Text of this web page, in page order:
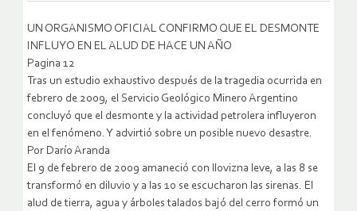
UN ORGANISMO OFICIAL CONFIRMO QUE EL DESMONTE
INFLUYO EN EL ALUD DE HACE UN AÑO
Pagina 12
Tras un estudio exhaustivo después de la tragedia ocurrida en
febrero de 2009, el Servicio Geológico Minero Argentino
concluyó que el desmonte y la actividad petrolera influyeron
en el fenómeno. Y advirtió sobre un posible nuevo desastre.
Por Darío Aranda
El 9 de febrero de 2009 amaneció con llovizna leve, a las 8 se
transformó en diluvio y a las 10 se escucharon las sirenas. El
alud de tierra, agua y árboles talados bajó del cerro formó un